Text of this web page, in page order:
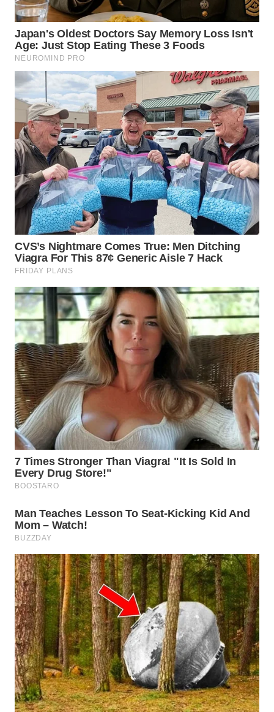
WN
SULUT
WN
MALUKU
WN
MALUT
WN
DAIRI
WN
DANAU
TOBA
WN
NIAS
WN
LANGKAT
WN
TAPANULI
SELATAN
WN
TANJUNG
LESUNG
WN
KARO
SIMALUNGUN
WN
LABUHANBATU
WN
TAPANULI
TENGAH
WN DELI
SERDANG
WN
TEBING